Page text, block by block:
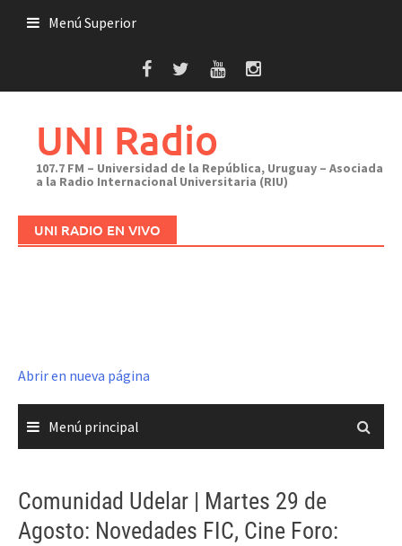
Menú Superior
UNI Radio
107.7 FM – Universidad de la República, Uruguay – Asociada
a la Radio Internacional Universitaria (RIU)
UNI RADIO EN VIVO
Abrir en nueva página
Menú principal
Comunidad Udelar | Martes 29 de
Agosto: Novedades FIC, Cine Foro: